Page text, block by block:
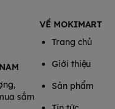
sắm
VỀ MOKIMART
Trang chủ
Giới thiệu
Sản phẩm